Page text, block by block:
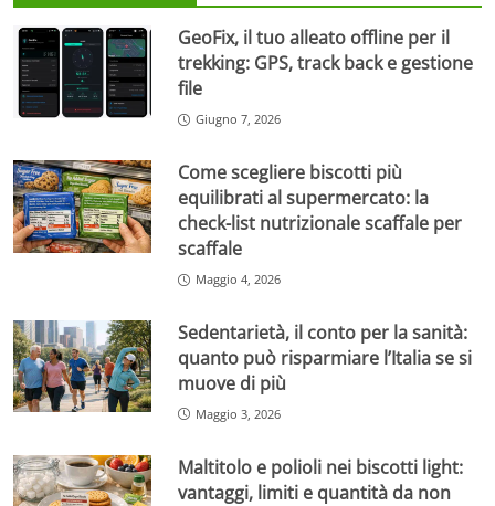
GeoFix, il tuo alleato offline per il
trekking: GPS, track back e gestione
file
Giugno 7, 2026
Come scegliere biscotti più
equilibrati al supermercato: la
check-list nutrizionale scaffale per
scaffale
Maggio 4, 2026
Sedentarietà, il conto per la sanità:
quanto può risparmiare l’Italia se si
muove di più
Maggio 3, 2026
Maltitolo e polioli nei biscotti light:
vantaggi, limiti e quantità da non